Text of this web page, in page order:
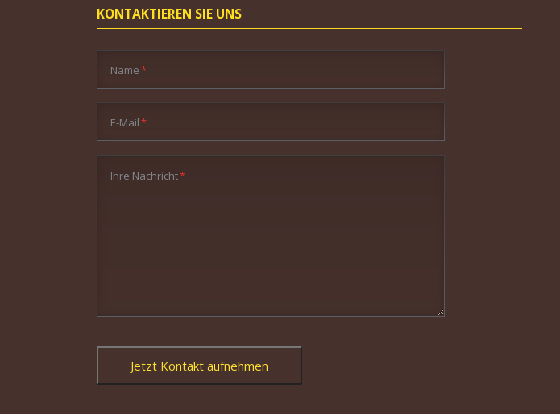
KONTAKTIEREN SIE UNS
Pflichtfeld
Name*
Pflichtfeld
E-Mail*
Pflichtfeld
Ihre Nachricht*
Jetzt Kontakt aufnehmen